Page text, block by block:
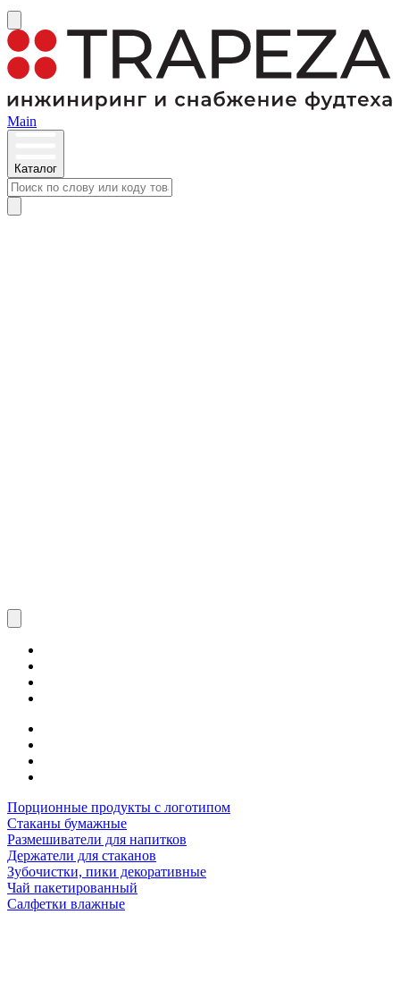
Main
Каталог
Порционные продукты с логотипом
Стаканы бумажные
Размешиватели для напитков
Держатели для стаканов
Зубочистки, пики декоративные
Чай пакетированный
Салфетки влажные